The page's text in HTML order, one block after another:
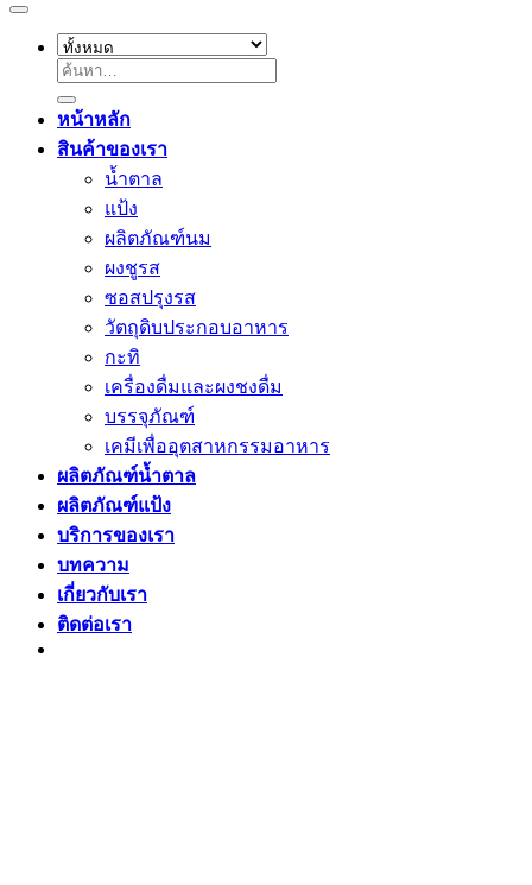
ค้นหา:
หน้าหลัก
สินค้าของเรา
น้ำตาล
แป้ง
ผลิตภัณฑ์นม
ผงชูรส
ซอสปรุงรส
วัตถุดิบประกอบอาหาร
กะทิ
เครื่องดื่มและผงชงดื่ม
บรรจุภัณฑ์
เคมีเพื่ออุตสาหกรรมอาหาร
ผลิตภัณฑ์น้ำตาล
ผลิตภัณฑ์แป้ง
บริการของเรา
บทความ
เกี่ยวกับเรา
ติดต่อเรา